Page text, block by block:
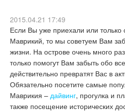
2015.04.21 17:49
Если Вы уже приехали или только
Маврикий, то мы советуем Вам
жизни. На острове очень много
только помогут Вам забыть обо
действительно превратят Вас в
Обязательно посетите самые
Маврикия – дайвинг, прогулка и
также посещение исторических